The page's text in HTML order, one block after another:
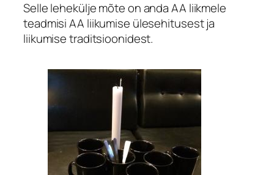
Selle lehekülje mõte on anda AA liikmele
teadmisi AA liikumise ülesehitusest ja
liikumise traditsioonidest.